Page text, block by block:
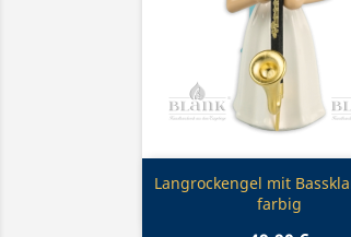
Vorschau
Langrockengel mit
farbig